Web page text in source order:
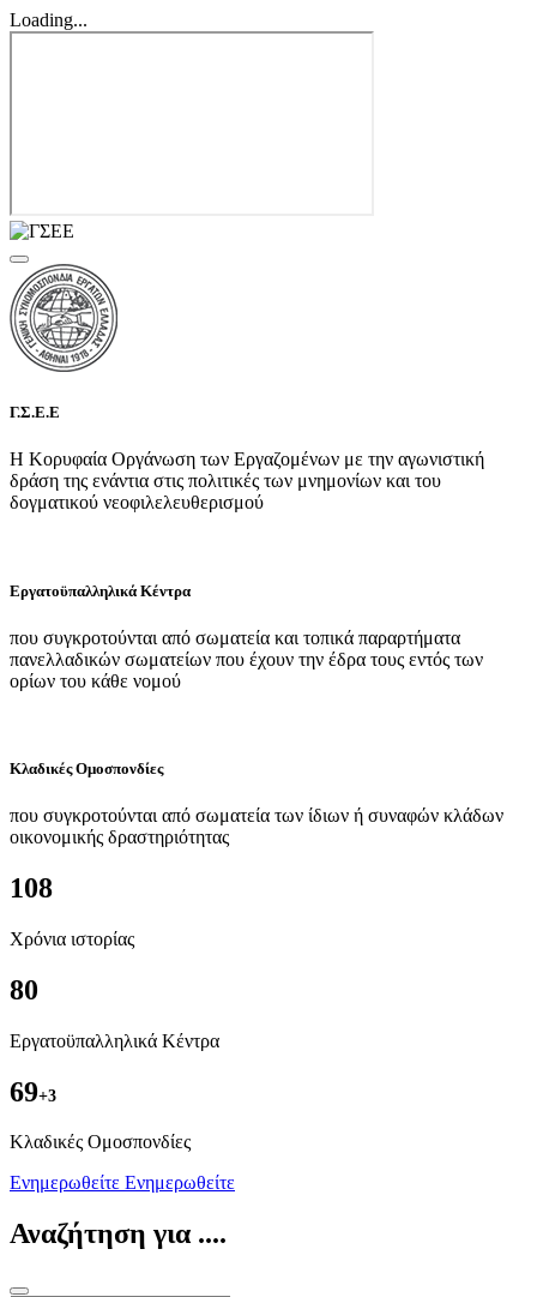
Loading...
Γ.Σ.Ε.Ε
Η Κορυφαία Οργάνωση των Εργαζομένων με την αγωνιστική
δράση της ενάντια στις πολιτικές των μνημονίων και του
δογματικού νεοφιλελευθερισμού
Εργατοϋπαλληλικά Κέντρα
που συγκροτούνται από σωματεία και τοπικά παραρτήματα
πανελλαδικών σωματείων που έχουν την έδρα τους εντός των
ορίων του κάθε νομού
Κλαδικές Ομοσπονδίες
που συγκροτούνται από σωματεία των ίδιων ή συναφών κλάδων
οικονομικής δραστηριότητας
108
Χρόνια ιστορίας
80
Εργατοϋπαλληλικά Κέντρα
69+3
Kλαδικές Ομοσπονδίες
Ενημερωθείτε Ενημερωθείτε
Αναζήτηση για ....